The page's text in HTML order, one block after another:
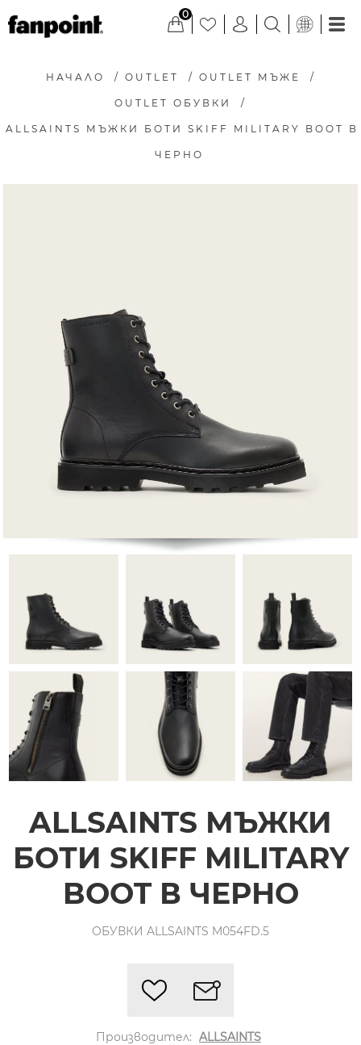
0
НАЧАЛО / OUTLET / OUTLET МЪЖЕ /
OUTLET ОБУВКИ /
ALLSAINTS МЪЖКИ БОТИ SKIFF MILITARY BOOT В
ЧЕРНО
ALLSAINTS МЪЖКИ
БОТИ SKIFF MILITARY
BOOT В ЧЕРНО
ОБУВКИ ALLSAINTS M054FD.5
Производител: ALLSAINTS